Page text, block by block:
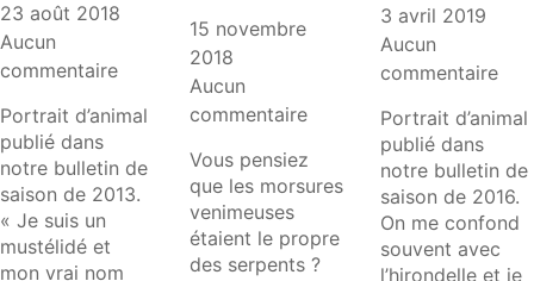
23 août 2018
Aucun
commentaire
Portrait d’animal
publié dans
notre bulletin de
saison de 2013.
« Je suis un
mustélidé et
mon vrai nom
MUSARAIGNE
15 novembre
2018
Aucun
commentaire
Vous pensiez
que les morsures
venimeuses
étaient le propre
des serpents ?
MARTINET
NOIR
3 avril 2019
Aucun
commentaire
Portrait d’animal
publié dans
notre bulletin de
saison de 2016.
On me confond
souvent avec
l’hirondelle et je